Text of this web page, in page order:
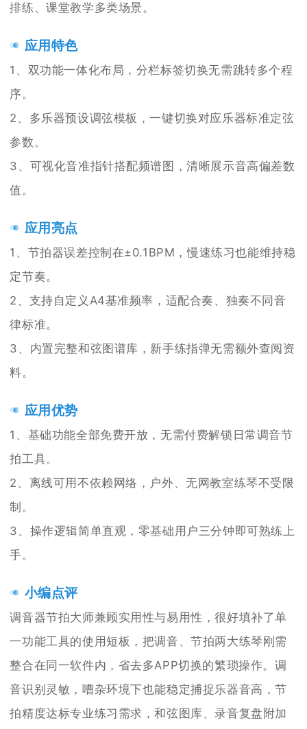
排练、课堂教学多类场景。
应用特色
1、双功能一体化布局，分栏标签切换无需跳转多个程
序。
2、多乐器预设调弦模板，一键切换对应乐器标准定弦
参数。
3、可视化音准指针搭配频谱图，清晰展示音高偏差数
值。
应用亮点
1、节拍器误差控制在±0.1BPM，慢速练习也能维持稳
定节奏。
2、支持自定义A4基准频率，适配合奏、独奏不同音
律标准。
3、内置完整和弦图谱库，新手练指弹无需额外查阅资
料。
应用优势
1、基础功能全部免费开放，无需付费解锁日常调音节
拍工具。
2、离线可用不依赖网络，户外、无网教室练琴不受限
制。
3、操作逻辑简单直观，零基础用户三分钟即可熟练上
手。
小编点评
调音器节拍大师兼顾实用性与易用性，很好填补了单
一功能工具的使用短板，把调音、节拍两大练琴刚需
整合在同一软件内，省去多APP切换的繁琐操作。调
音识别灵敏，嘈杂环境下也能稳定捕捉乐器音高，节
拍精度达标专业练习需求，和弦图库、录音复盘附加